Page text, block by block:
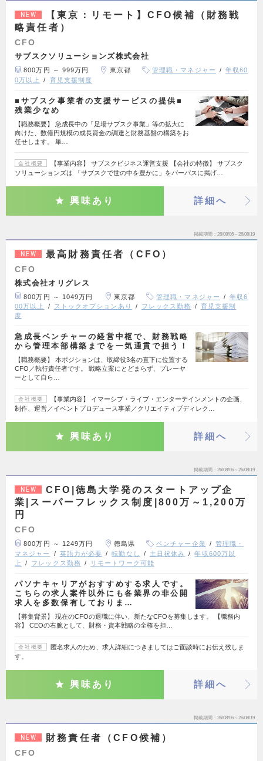
NEW
【東京：リモート】CFO候補（財務戦
略責任者）
CFO
サブスクソリューションズ株式会社
800万円 ～ 999万円 東京都 管理職・マネジャー
年収60
0万以上
育児支援制度
■サブスク事業者の支援サービスの提供■
残業少なめ
【職務概要】 急成長中の「足場サブスク事業」等の拡大に
向けた、数億円規模の成長資金の調達と財務基盤の構築をお
任せします。 単…
会社概要
【事業内容】 サブスクビジネス運営支援 【会社の特徴】 サブスク
ソリューションズは 「サブスクで世の中を豊かに」をパーパスに掲げ…
興味あり 詳細へ
掲載期間 26/08/06～26/08/19
NEW 最高財務責任者（CFO）
CFO
株式会社オリグレス
800万円 ～ 1049万円 東京都 管理職・マネジャー
年収6
00万以上
ストックオプションあり フレックス勤務
育児支援制
度
急成長ベンチャーの経営中枢で、財務戦略
から管理本部構築までを一気通貫で担う！
【職務概要】 本ポジションは、取締役3名の直下に位置する
CFO／執行責任者です。 戦略立案にとどまらず、プレーヤ
ーとして自ら…
会社概要
【事業内容】 イマーシブ・ライブ・エンターテインメントの企画、
制作、運営／イベントプロデュース事業／クリエイティブディレク…
興味あり 詳細へ
掲載期間 26/08/06～26/08/19
NEW
CFO|徳島大学発のスタートアップ企
業|スーパーフレックス制度|800万～1,200万
円
CFO
800万円 ～ 1249万円 徳島県 ベンチャー企業
管理職・
マネジャー
英語力が必要 転勤なし 土日祝休み
年収600万以
上
フレックス勤務 リモートワーク可能
パソナキャリアがおすすめする求人です。
こちらの求人案件以外にも各業界の非公開
求人を多数保有しておりま…
【募集背景】 現在のCFOの退職に伴い、新たなCFOを募集します。 【職務内
容】 CEOの右腕として、財務・資本戦略の全権を担…
会社概要
匿名求人のため、求人詳細につきましてはご面談時にお伝え致しま
す。
興味あり 詳細へ
掲載期間 26/08/06～26/08/19
NEW 財務責任者（CFO候補）
CFO